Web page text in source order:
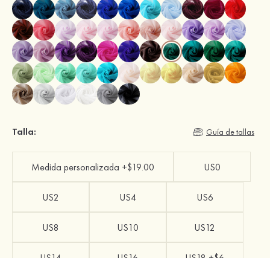
Talla: Guía de tallas
Medida personalizada +$19.00 US0
US2 US4 US6
US8 US10 US12